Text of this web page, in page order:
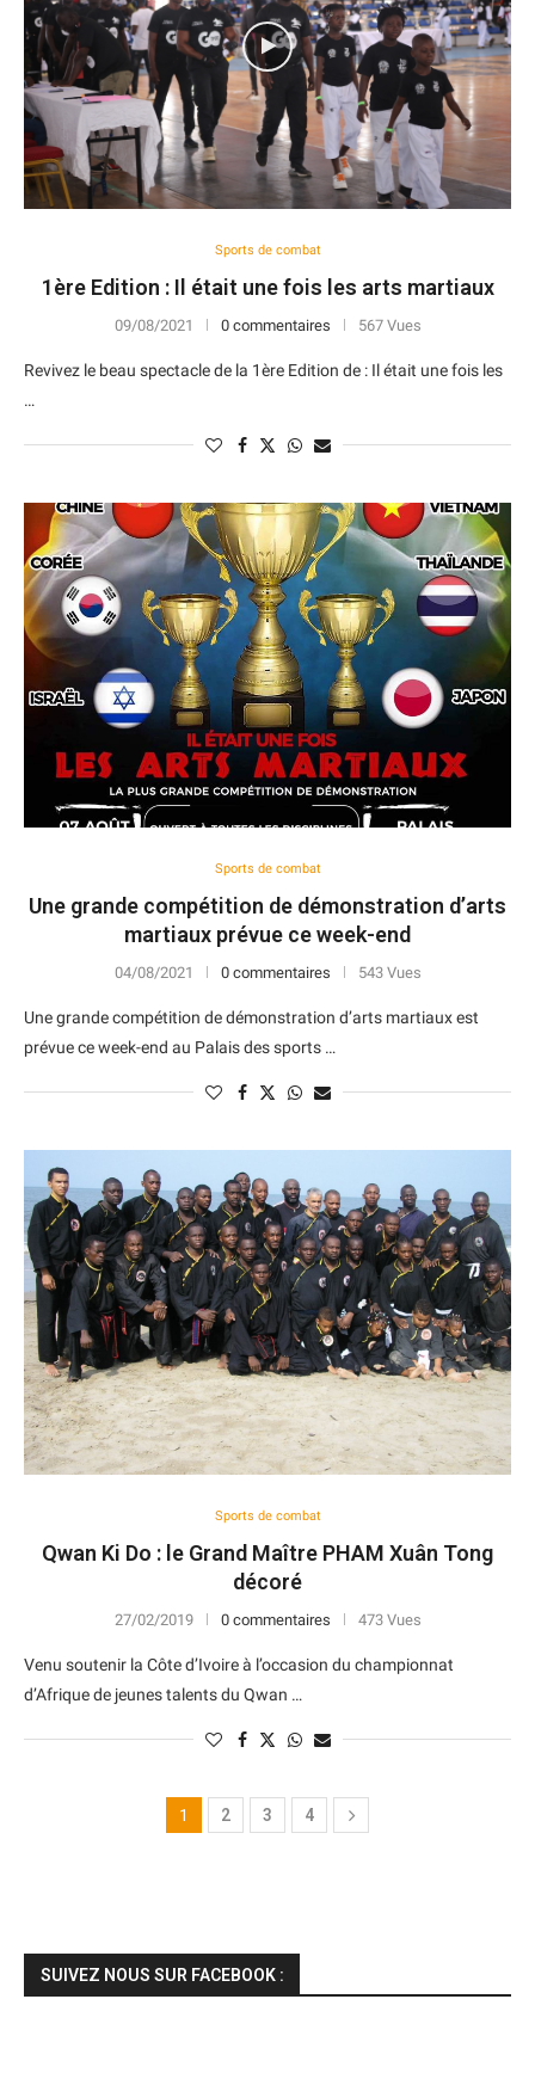
Sports de combat
1ère Edition : Il était une fois les arts martiaux
09/08/2021 0 commentaires 567 Vues
Revivez le beau spectacle de la 1ère Edition de : Il était une fois les
…
Sports de combat
Une grande compétition de démonstration d’arts
martiaux prévue ce week-end
04/08/2021 0 commentaires 543 Vues
Une grande compétition de démonstration d’arts martiaux est
prévue ce week-end au Palais des sports …
Sports de combat
Qwan Ki Do : le Grand Maître PHAM Xuân Tong
décoré
27/02/2019 0 commentaires 473 Vues
Venu soutenir la Côte d’Ivoire à l’occasion du championnat
d’Afrique de jeunes talents du Qwan …
1 2 3 4
SUIVEZ NOUS SUR FACEBOOK :